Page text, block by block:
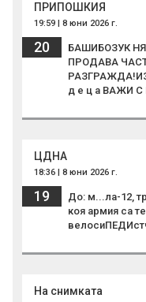
ПРИПОШКИЯ
19:59 | 8 юни 2026 г.
20
БАШИБОЗУК
ПРОДАВА
д е ц а ВАЖИ
ЦДНА
18:36 | 8 юни 2026 г.
19
До: м...ла-12,
коя армия са
На снимката